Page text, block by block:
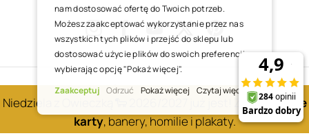
Niedziela z Owieczką 🐑 2026/2027 już jest! Zobacznowe
karty, banery, homilie i plakaty.
InstagramFacebookYoutube
X Pinterest
COPYRIGHT © 2025 ŚWIĘTY WOJCIECH DOM MEDIALNY SP. Z O.O.
REALIZACJA SKLEPU
nam dostosować ofertę do Twoich potrzeb.
Możesz zaakceptować wykorzystanie przez nas
wszystkich tych plików i przejść do sklepu lub
dostosować użycie plików do swoich preferencji,
wybierając opcję "Pokaż więcej".
Zaakceptuj Odrzuć Pokaż więcej Czytaj więcej